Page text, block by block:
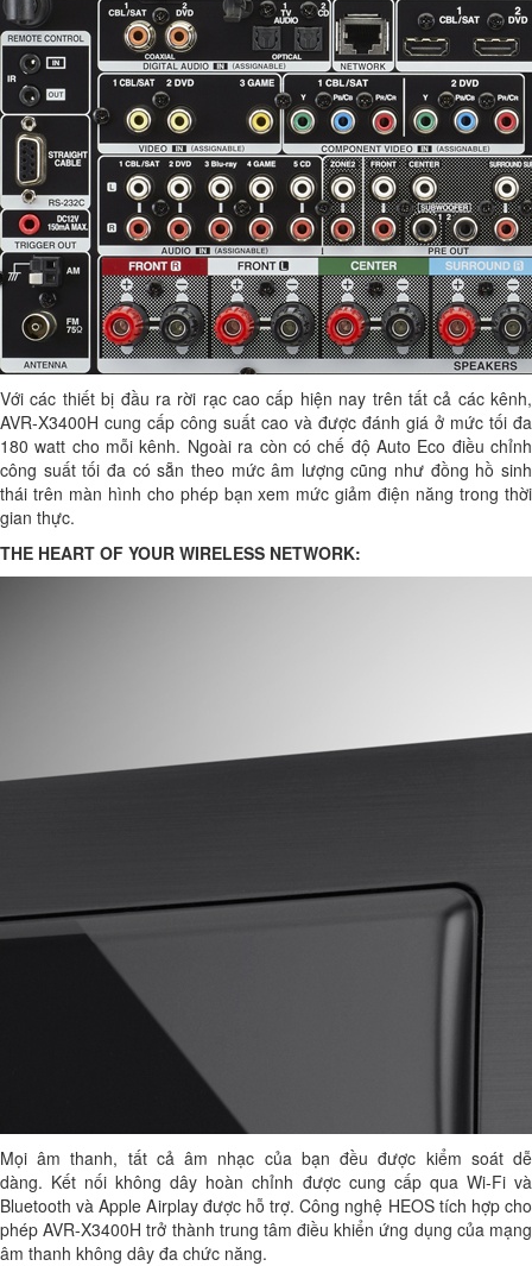
Với các thiết bị đầu ra rời rạc cao cấp hiện nay trên tất cả các kênh,
AVR-X3400H cung cấp công suất cao và được đánh giá ở mức tối đa
180 watt cho mỗi kênh. Ngoài ra còn có chế độ Auto Eco điều chỉnh
công suất tối đa có sẵn theo mức âm lượng cũng như đồng hồ sinh
thái trên màn hình cho phép bạn xem mức giảm điện năng trong thời
gian thực.
THE HEART OF YOUR WIRELESS NETWORK:
Mọi âm thanh, tất cả âm nhạc của bạn đều được kiểm soát dễ
dàng. Kết nối không dây hoàn chỉnh được cung cấp qua Wi-Fi và
Bluetooth và Apple Airplay được hỗ trợ. Công nghệ HEOS tích hợp cho
phép AVR-X3400H trở thành trung tâm điều khiển ứng dụng của mạng
âm thanh không dây đa chức năng.